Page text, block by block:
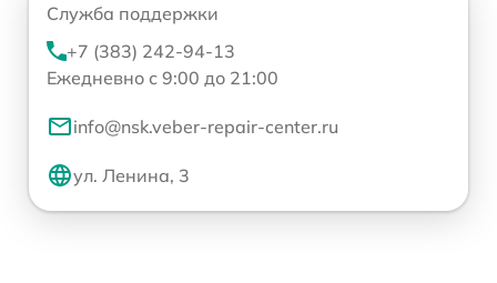
Служба поддержки
+7 (383) 242-94-13
Ежедневно с 9:00 до 21:00
info@nsk.veber-repair-center.ru
ул. Ленина, 3